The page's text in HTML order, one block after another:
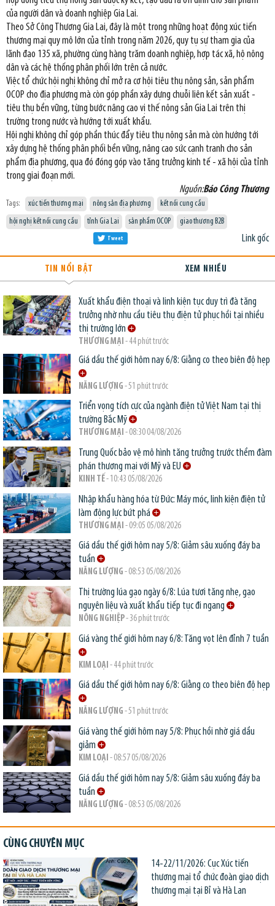
của người dân và doanh nghiệp Gia Lai.
Theo Sở Công Thương Gia Lai, đây là một trong những hoạt động xúc tiến
thương mại quy mô lớn của tỉnh trong năm 2026, quy tụ sự tham gia của
lãnh đạo 135 xã, phường cùng hàng trăm doanh nghiệp, hợp tác xã, hộ nông
dân và các hệ thống phân phối lớn trên cả nước.
Việc tổ chức hội nghị không chỉ mở ra cơ hội tiêu thụ nông sản, sản phẩm
OCOP cho địa phương mà còn góp phần xây dựng chuỗi liên kết sản xuất -
tiêu thụ bền vững, từng bước nâng cao vị thế nông sản Gia Lai trên thị
trường trong nước và hướng tới xuất khẩu.
Hội nghị không chỉ góp phần thúc đẩy tiêu thụ nông sản mà còn hướng tới
xây dựng hệ thống phân phối bền vững, nâng cao sức cạnh tranh cho sản
phẩm địa phương, qua đó đóng góp vào tăng trưởng kinh tế - xã hội của tỉnh
trong giai đoạn mới.
Nguồn:Báo Công Thương
Tags: xúc tiến thương mại nông sản địa phương
kết nối cung cầu
hội nghị kết nối cung cầu
tỉnh Gia Lai sản phẩm OCOP giao thương B2B
Link gốc
Tweet
TIN NỔI BẬT XEM NHIỀU
Xuất khẩu điện thoại và linh kiện tục duy trì đà tăng
trưởng nhờ nhu cầu tiêu thụ điện tử phục hồi tại nhiều
thị trường lớn
THƯƠNG MẠI - 44 phút trước
Giá dầu thế giới hôm nay 6/8: Giằng co theo biên độ hẹp
NĂNG LƯỢNG - 51 phút trước
Triển vọng tích cực của ngành điện tử Việt Nam tại thị
trường Bắc Mỹ
THƯƠNG MẠI - 08:30 04/08/2026
Trung Quốc bảo vệ mô hình tăng trưởng trước thềm đàm
phán thương mại với Mỹ và EU
KINH TẾ- 10:43 05/08/2026
Nhập khẩu hàng hóa từ Đức: Máy móc, linh kiện điện tử
làm động lực bứt phá
THƯƠNG MẠI - 09:05 05/08/2026
Giá dầu thế giới hôm nay 5/8: Giảm sâu xuống đáy ba
tuần
NĂNG LƯỢNG - 08:53 05/08/2026
Thị trường lúa gạo ngày 6/8: Lúa tươi tăng nhẹ, gạo
nguyên liệu và xuất khẩu tiếp tục đi ngang
NÔNG NGHIỆP- 36 phút trước
Giá vàng thế giới hôm nay 6/8: Tăng vọt lên đỉnh 7 tuần
KIM LOẠI - 44 phút trước
Giá dầu thế giới hôm nay 6/8: Giằng co theo biên độ hẹp
NĂNG LƯỢNG - 51 phút trước
Giá vàng thế giới hôm nay 5/8: Phục hồi nhờ giá dầu
giảm
KIM LOẠI - 08:57 05/08/2026
Giá dầu thế giới hôm nay 5/8: Giảm sâu xuống đáy ba
tuần
NĂNG LƯỢNG - 08:53 05/08/2026
CÙNG CHUYÊN MỤC
14-22/11/2026: Cục Xúc tiến
thương mại tổ chức đoàn giao dịch
thương mại tại Bỉ và Hà Lan